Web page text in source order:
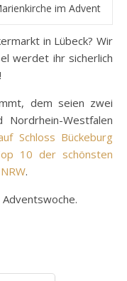
im Advent
in Lübeck? Wir
werdet ihr sicherlich
dem seien zwei
Westfalen
Schloss Bückeburg
10 der schönsten
.